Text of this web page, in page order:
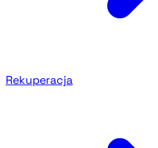
Rekuperacja